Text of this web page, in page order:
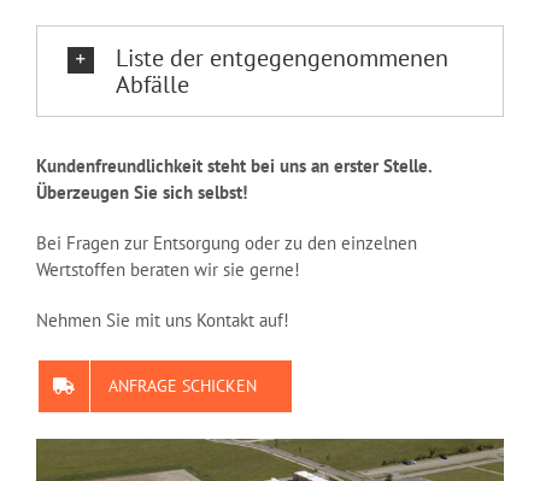
Liste der entgegengenommenen
Abfälle
Kundenfreundlichkeit steht bei uns an erster Stelle.
Überzeugen Sie sich selbst!
Bei Fragen zur Entsorgung oder zu den einzelnen
Wertstoffen beraten wir sie gerne!
Nehmen Sie mit uns Kontakt auf!
ANFRAGE SCHICKEN